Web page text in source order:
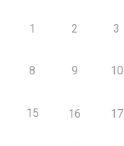
1 2 3
8 9 10
15 16 17